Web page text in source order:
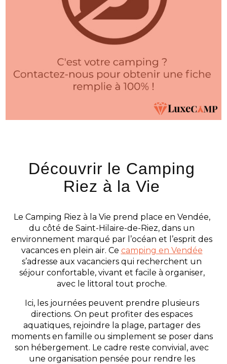
Découvrir le Camping
Riez à la Vie
Le Camping Riez à la Vie prend place en Vendée,
du côté de Saint-Hilaire-de-Riez, dans un
environnement marqué par l’océan et l’esprit des
vacances en plein air. Ce camping en Vendée
s’adresse aux vacanciers qui recherchent un
séjour confortable, vivant et facile à organiser,
avec le littoral tout proche.
Ici, les journées peuvent prendre plusieurs
directions. On peut profiter des espaces
aquatiques, rejoindre la plage, partager des
moments en famille ou simplement se poser dans
son hébergement. Le cadre reste convivial, avec
une organisation pensée pour rendre les